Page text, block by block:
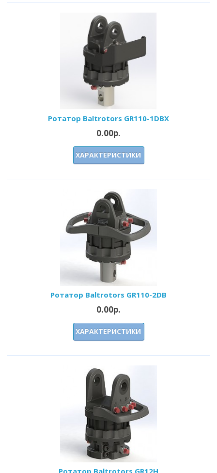
Ротатор Baltrotors GR110-1DBX
0.00р.
ХАРАКТЕРИСТИКИ
Ротатор Baltrotors GR110-2DB
0.00р.
ХАРАКТЕРИСТИКИ
Ротатор Baltrotors GR12H